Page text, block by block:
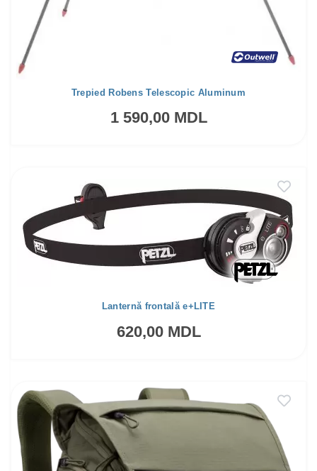
Trepied Robens Telescopic Aluminum
1 590,00 MDL
Lanternă frontală e+LITE
620,00 MDL